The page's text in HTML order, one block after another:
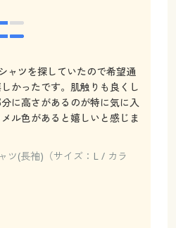
ャツを探していたので希望通
かったです。肌触りも良くし
に高さがあるのが特に気に入
ル色があると嬉しいと感じま
ツ(長袖)（サイズ：L / カラ